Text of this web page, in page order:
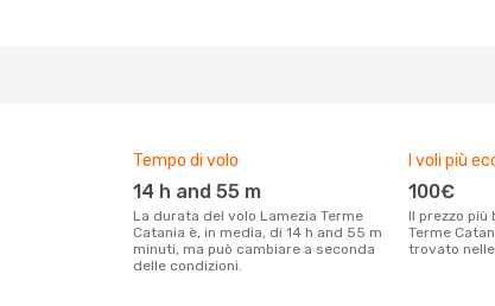
Tempo di volo
14 h and 55 m
La durata del volo Lamezia Terme
Catania è, in media, di 14 h and 55 m
minuti, ma può cambiare a seconda
delle condizioni.
I voli più
100€
Il prezzo più basso per un volo Lamezia
Terme
trovato